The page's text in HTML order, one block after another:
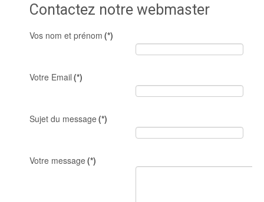
Contactez notre webmaster
Vos nom et prénom (*)
Votre Email (*)
Sujet du message(*)
Votre message(*)